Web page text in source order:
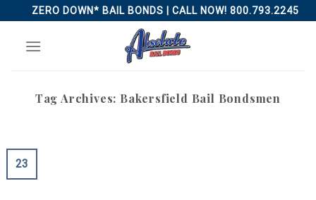
to
content
ZERO DOWN* BAIL BONDS | CALL NOW! 800.793.2245
Tag Archives: Bakersfield Bail Bondsmen
23